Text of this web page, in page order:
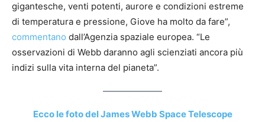
gigantesche, venti potenti, aurore e condizioni estreme
di temperatura e pressione, Giove ha molto da fare”,
commentano dall’Agenzia spaziale europea. “Le
osservazioni di Webb daranno agli scienziati ancora più
indizi sulla vita interna del pianeta”.
Ecco le foto del James Webb Space Telescope